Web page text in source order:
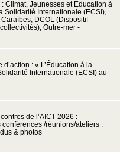
Climat, Jeunesses et Education à
Solidarité Internationale (ECSI),
DCOL (Dispositif
Outre-mer -
: « L’Éducation à la
Internationale (ECSI) au
de l’AICT 2026 :
/réunions/ateliers :
& photos